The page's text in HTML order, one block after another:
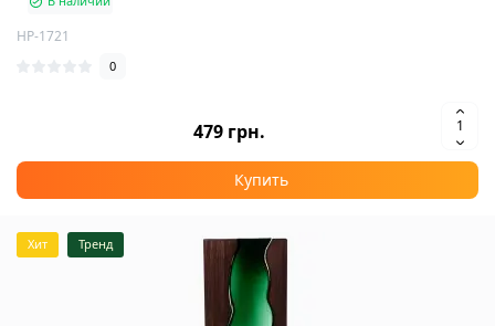
HP-1721
0
479 грн.
Купить
Хит Тренд